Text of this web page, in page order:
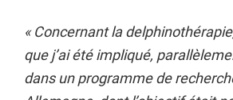
« Concernant la
que j’ai été impliqué,
dans un programme de